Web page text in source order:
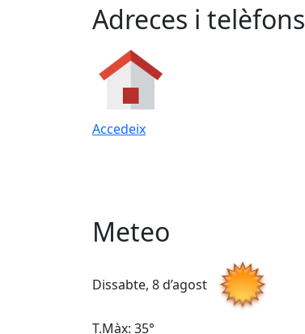
Adreces i telèfons
Accedeix
Meteo
Dissabte, 8 d’agost
T.Màx: 35°